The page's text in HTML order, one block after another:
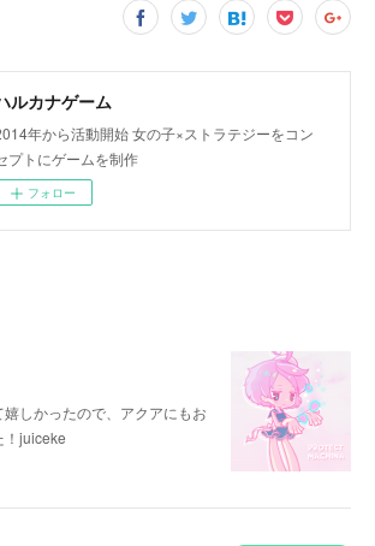
ルカナゲーム
年から活動開始 女の子×ストラテジーをコン
プトにゲームを制作
フォロー
しかったので、アクアにもお
！juiceke